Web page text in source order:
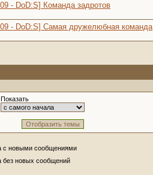
- DoD:S] Команда задротов
- DoD:S] Самая дружелюбная команда
Показать
с новыми сообщениями
без новых сообщений